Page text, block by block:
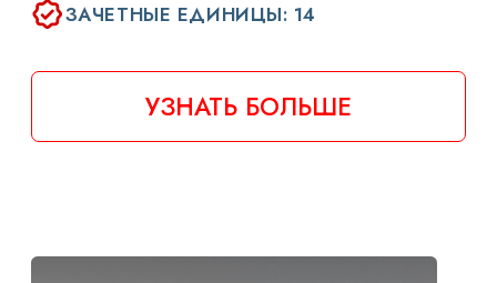
противоопухолевой
лекарственной терапии
ЦЕНА: 25 000 ₸